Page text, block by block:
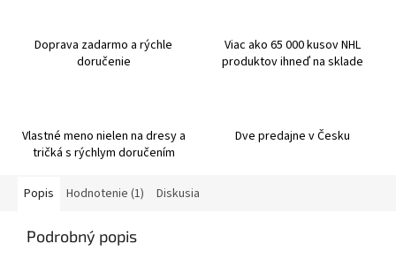
Doprava zadarmo a rýchle
doručenie
Viac ako 65 000 kusov NHL
produktov ihneď na sklade
Vlastné meno nielen na dresy a
tričká s rýchlym doručením
Dve predajne v Česku
Popis Hodnotenie (1) Diskusia
Podrobný popis